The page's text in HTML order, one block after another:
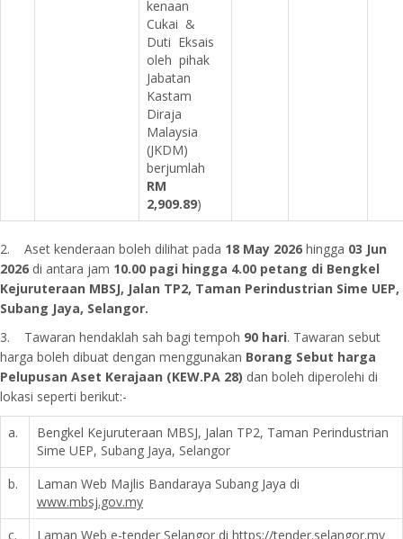
kenaan
Cukai &
Duti Eksais
oleh pihak
Jabatan
Kastam
Diraja
Malaysia
(JKDM)
berjumlah
RM
2,909.89)
2. Aset kenderaan boleh dilihat pada 18 May 2026 hingga 03 Jun
2026 di antara jam 10.00 pagi hingga 4.00 petang di Bengkel
Kejuruteraan MBSJ, Jalan TP2, Taman Perindustrian Sime UEP,
Subang Jaya, Selangor.
3. Tawaran hendaklah sah bagi tempoh 90 hari. Tawaran sebut
harga boleh dibuat dengan menggunakan Borang Sebut harga
Pelupusan Aset Kerajaan (KEW.PA 28) dan boleh diperolehi di
lokasi seperti berikut:-
a.
Bengkel Kejuruteraan MBSJ, Jalan TP2, Taman Perindustrian
Sime UEP, Subang Jaya, Selangor
b.
Laman Web Majlis Bandaraya Subang Jaya di
www.mbsj.gov.my
c.
Laman Web e-tender Selangor di https://tender.selangor.my